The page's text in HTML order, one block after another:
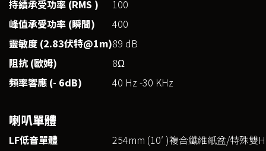
持續承受功率 (RMS )
100
峰值承受功率 (瞬間)
400
靈敏度 (2.83伏特@1m)89 dB
阻抗 (歐姆)
8Ω
頻率響應 (- 6dB)
40 Hz -30 KHz
喇叭單體
LF低音單體
254mm (10′ )複合纖維紙盆/特殊雙